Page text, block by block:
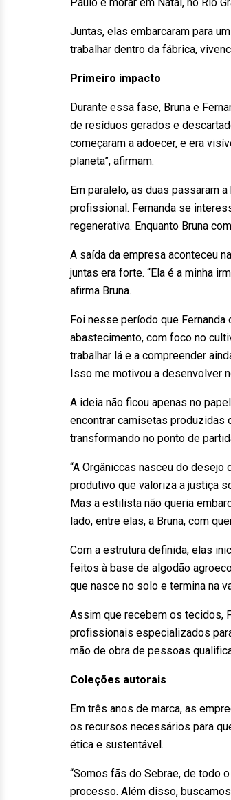
Juntas, elas embarcaram para
trabalhar dentro da fábrica,
Primeiro impacto
Durante essa fase, Bruna e
de resíduos gerados e
começaram a adoecer, e era
planeta”, afirmam.
Em paralelo, as duas passaram
profissional. Fernanda se
regenerativa. Enquanto Bruna
A saída da empresa aconteceu
juntas era forte. “Ela é a minha
afirma Bruna.
Foi nesse período que
abastecimento, com foco no
trabalhar lá e a compreender
Isso me motivou a desenvolver
A ideia não ficou apenas no
encontrar camisetas produzidas
transformando no ponto de
“A Orgâniccas nasceu do
produtivo que valoriza a justiça
Mas a estilista não queria
lado, entre elas, a Bruna, com
Com a estrutura definida, elas
feitos à base de algodão
que nasce no solo e termina na
Assim que recebem os tecidos,
profissionais especializados
mão de obra de pessoas
Coleções autorais
Em três anos de marca, as
os recursos necessários para
ética e sustentável.
“Somos fãs do Sebrae, de todo
processo. Além disso,